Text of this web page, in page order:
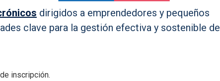
dirigidos a emprendedores y pequeños
clave para la gestión efectiva y sostenible de
inscripción.